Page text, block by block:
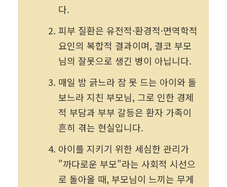
다.
피부 질환은 유전적·환경적·면역학적
요인의 복합적 결과이며, 결코 부모
님의 잘못으로 생긴 병이 아닙니다.
매일 밤 긁느라 잠 못 드는 아이와 돌
보느라 지친 부모님, 그로 인한 경제
적 부담과 부부 갈등은 환자 가족이
흔히 겪는 현실입니다.
아이를 지키기 위한 세심한 관리가
"까다로운 부모"라는 사회적 시선으
로 돌아올 때, 부모님이 느끼는 무게